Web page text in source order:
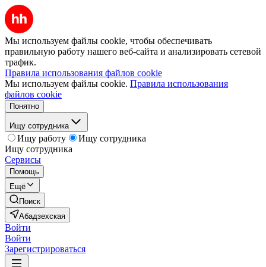
Мы используем файлы cookie, чтобы обеспечивать
правильную работу нашего веб-сайта и анализировать сетевой
трафик.
Правила использования файлов cookie
Мы используем файлы cookie. Правила использования
файлов cookie
Понятно
Ищу сотрудника
Ищу работу
Ищу сотрудника
Ищу сотрудника
Сервисы
Помощь
Ещё
Поиск
Абадзехская
Войти
Войти
Зарегистрироваться